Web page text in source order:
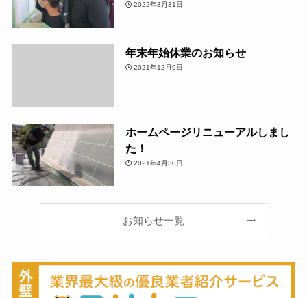
2022年3月31日
年末年始休業のお知らせ
2021年12月9日
ホームページリニューアルしまし
た！
2021年4月30日
お知らせ一覧